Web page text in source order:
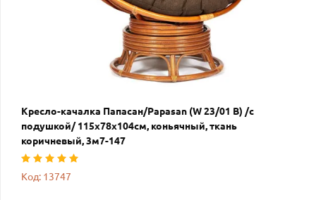
Кресло-качалка Папасан/Papasan (W 23/01 B) /с
подушкой/ 115х78х104см, коньячный, ткань
коричневый, 3м7-147
Код: 13747